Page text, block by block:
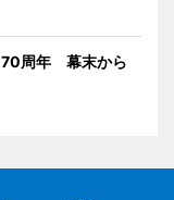
周年 幕末から